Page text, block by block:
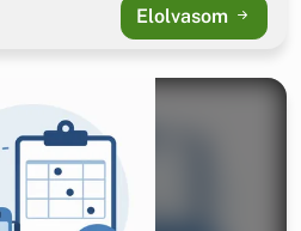
Elolvasom